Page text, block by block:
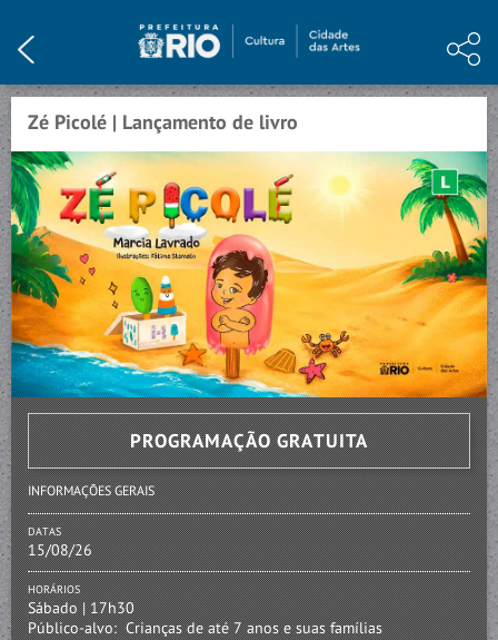
HOME
INSTITUCIONAL
ARTE E CONHECIMENTO
NOTÍCIAS
MEMÓRIA
VISITE
CONTATO
Zé Picolé | Lançamento de livro
PROGRAMAÇÃO GRATUITA
INFORMAÇÕES GERAIS
DATAS
15/08/26
HORÁRIOS
Sábado | 17h30
Público-alvo: Crianças de até 7 anos e suas famílias